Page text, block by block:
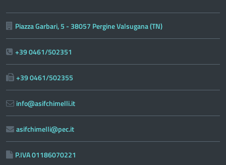
Piazza Garbari, 5 - 38057 Pergine Valsugana (TN)
+39 0461/502351
+39 0461/502355
info@asifchimelli.it
asifchimelli@pec.it
P.IVA 01186070221